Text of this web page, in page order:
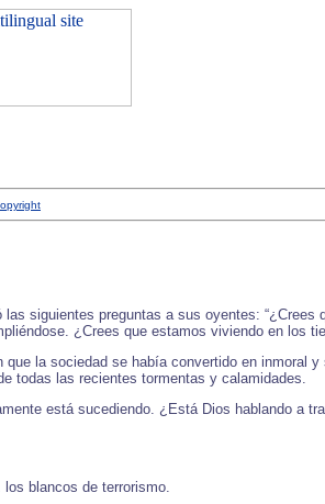
siguientes preguntas a sus oyentes: “¿Crees
¿Crees que estamos viviendo en los
la sociedad se había convertido en inmoral y
todas las recientes tormentas y calamidades.
está sucediendo. ¿Está Dios hablando a
blancos de terrorismo.